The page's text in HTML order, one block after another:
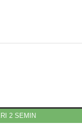
2 SEMIN